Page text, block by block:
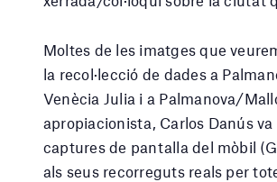
Moltes de les imatges que
la recol·lecció de dades a
Venècia Julia i a Palmanova/
apropiacionista, Carlos Danús
captures de pantalla del mòbil
als seus recorreguts reals per